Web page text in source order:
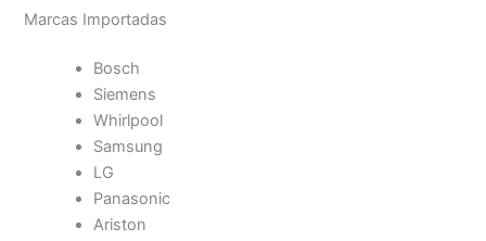
Marcas Importadas
Bosch
Siemens
Whirlpool
Samsung
LG
Panasonic
Ariston